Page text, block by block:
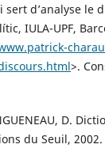
sert d’analyse
IULA-UPF,
>.
D.
du Seuil, 2002.